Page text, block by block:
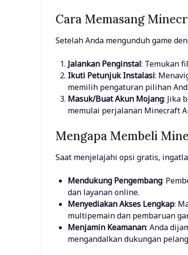
Cara Memasang
Setelah Anda mengunduh game
Jalankan Penginstal: Temukan
Ikuti Petunjuk Instalasi:
memilih pengaturan pilihan
Masuk/Buat Akun Mojang: Jika
memulai perjalanan Minecraft
Mengapa Membeli
Saat menjelajahi opsi gratis,
Mendukung Pengembang:
dan layanan online.
Menyediakan Akses Lengkap:
multipemain dan pembaruan
Menjamin Keamanan: Anda
mengandalkan dukungan